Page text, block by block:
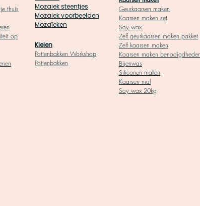
thuis
op
Mozaiek steentjes
Mozaiek voorbeelden
Mozaïeken
Kleien
Pottenbakken Workshop
Pottenbakken
Geurkaarsen maken
Kaarsen maken set
Soy wax
Zelf geurkaarsen maken pakket
Zelf kaarsen maken
Kaarsen maken benodigdheden
Bijenwas
Siliconen mallen
Kaarsen mal
Soy wax 20kg